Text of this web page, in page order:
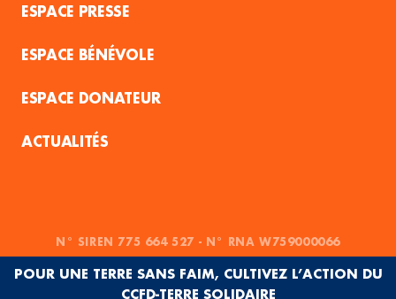
ESPACE PRESSE
ESPACE BÉNÉVOLE
ESPACE DONATEUR
ACTUALITÉS
N° SIREN 775 664 527 - N° RNA W759000066
POUR UNE TERRE SANS FAIM, CULTIVEZ L’ACTION DU
CCFD-TERRE SOLIDAIRE